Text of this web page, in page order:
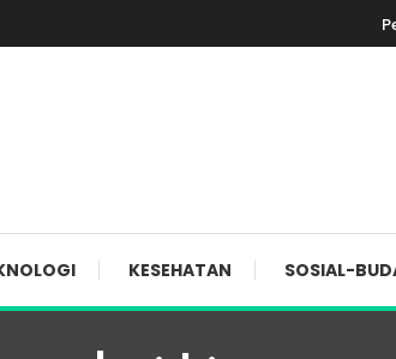
KESEHATAN SOSIAL-